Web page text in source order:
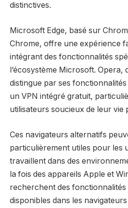
distinctives.
Microsoft Edge, basé sur
Chrome, offre une expérience
intégrant des fonctionnalités
l’écosystème Microsoft. Opera,
distingue par ses
un VPN intégré gratuit,
utilisateurs soucieux de leur vie
Ces navigateurs alternatifs
particulièrement utiles pour les
travaillent dans des
la fois des appareils Apple et
recherchent des fonctionnalités
disponibles dans les